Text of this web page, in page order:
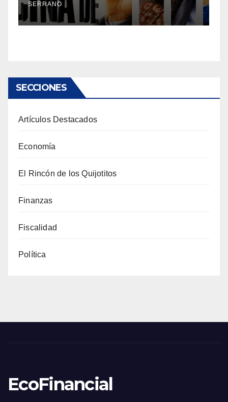
SERRANO
SECCIONES
Artículos Destacados
Economía
El Rincón de los Quijotitos
Finanzas
Fiscalidad
Política
EcoFinancial